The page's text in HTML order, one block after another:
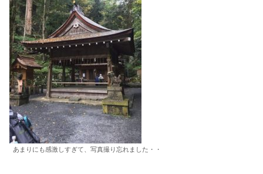
あまりにも感激しすぎて、写真撮り忘れました・・